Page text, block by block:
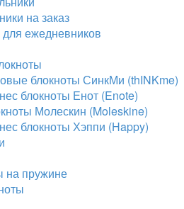
на заказ
для ежедневников
блокноты СинкМи (thINKme)
блокноты Енот (Enote)
Молескин (Moleskine)
блокноты Хэппи (Happy)
на пружине